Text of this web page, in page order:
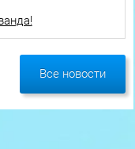
Все новости